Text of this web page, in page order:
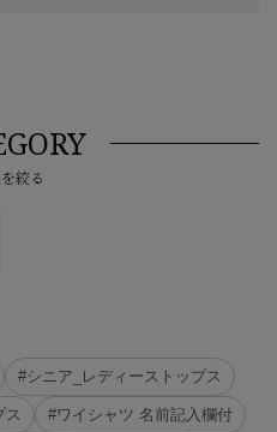
絞る
#シニア_レディーストップス
ス #ワイシャツ 名前記入欄付